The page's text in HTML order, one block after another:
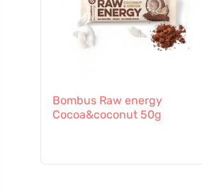
Bombus Raw energy
Cocoa&coconut 50g